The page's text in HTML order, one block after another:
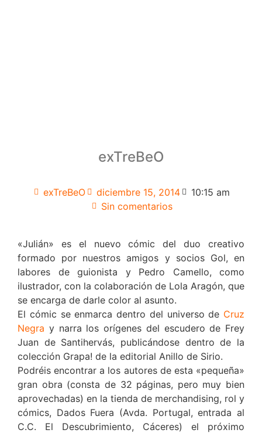
exTreBeO
exTreBeO diciembre 15, 2014
10:15 am
Sin comentarios
«Julián» es el nuevo cómic del duo creativo
formado por nuestros amigos y socios Gol, en
labores de guionista y Pedro Camello, como
ilustrador, con la colaboración de Lola Aragón, que
se encarga de darle color al asunto.
El cómic se enmarca dentro del universo de Cruz
Negra y narra los orígenes del escudero de Frey
Juan de Santihervás, publicándose dentro de la
colección Grapa! de la editorial Anillo de Sirio.
Podréis encontrar a los autores de esta «pequeña»
gran obra (consta de 32 páginas, pero muy bien
aprovechadas) en la tienda de merchandising, rol y
cómics, Dados Fuera (Avda. Portugal, entrada al
C.C. El Descubrimiento, Cáceres) el próximo